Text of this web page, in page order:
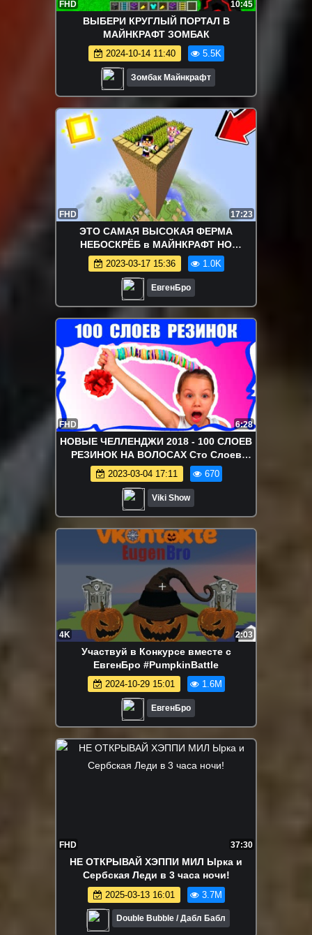
FHD 10:45
ВЫБЕРИ КРУГЛЫЙ ПОРТАЛ В
МАЙНКРАФТ ЗОМБАК
2024-10-14 11:40 5.5K
Зомбак Майнкрафт
FHD 17:23
ЭТО САМАЯ ВЫСОКАЯ ФЕРМА
НЕБОСКРЁБ в МАЙНКРАФТ НО
ДЕВУШКА НУБ И ПРО ВИДЕО ТРОЛЛИНГ
MINECRAFT
2023-03-17 15:36 1.0K
ЕвгенБро
FHD 6:28
НОВЫЕ ЧЕЛЛЕНДЖИ 2018 - 100 СЛОЕВ
РЕЗИНОК НА ВОЛОСАХ Сто Слоев
ЧЕЛЛЕНДЖ / Вики Шоу
2023-03-04 17:11 670
Viki Show
4K 2:03
Участвуй в Конкурсе вместе с
ЕвгенБро #PumpkinBattle
2024-10-29 15:01 1.6M
ЕвгенБро
FHD 37:30
НЕ ОТКРЫВАЙ ХЭППИ МИЛ Ырка и
Сербская Леди в 3 часа ночи!
2025-03-13 16:01 3.7M
Double Bubble / Дабл Бабл